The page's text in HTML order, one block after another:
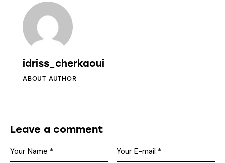
idriss_cherkaoui
ABOUT AUTHOR
Leave a comment